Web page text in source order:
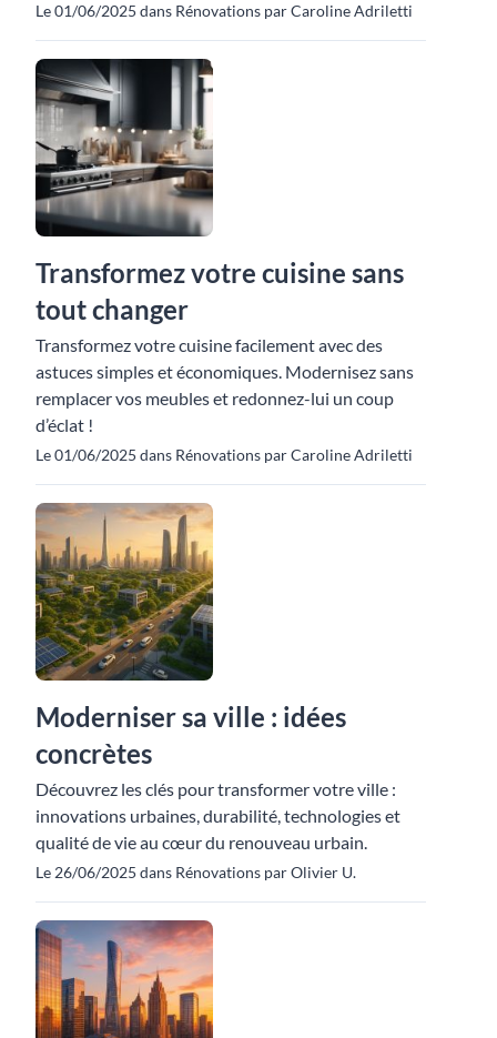
Le 01/06/2025 dans Rénovations par Caroline Adriletti
Transformez votre cuisine sans
tout changer
Transformez votre cuisine facilement avec des
astuces simples et économiques. Modernisez sans
remplacer vos meubles et redonnez-lui un coup
d’éclat !
Le 01/06/2025 dans Rénovations par Caroline Adriletti
Moderniser sa ville : idées
concrètes
Découvrez les clés pour transformer votre ville :
innovations urbaines, durabilité, technologies et
qualité de vie au cœur du renouveau urbain.
Le 26/06/2025 dans Rénovations par Olivier U.